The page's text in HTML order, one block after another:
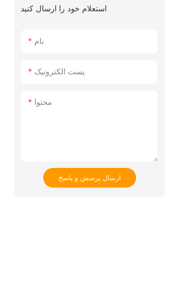
استعلام خود را ارسال کنید
نام
پست الکترونیک
محتوا
ارسال پرسش و پاسخ